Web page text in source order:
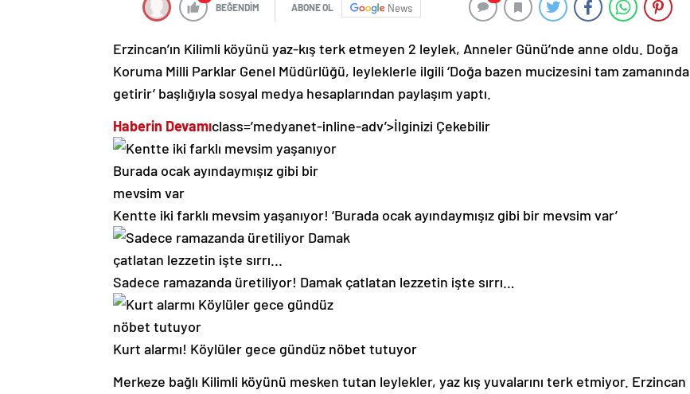
BEĞENDİM ABONE OL News
Erzincan’ın Kilimli köyünü yaz-kış terk etmeyen 2 leylek, Anneler Günü’nde anne oldu. Doğa
Koruma Milli Parklar Genel Müdürlüğü, leyleklerle ilgili ‘Doğa bazen mucizesini tam zamanında
getirir’ başlığıyla sosyal medya hesaplarından paylaşım yaptı.
Haberin Devamıclass=’medyanet-inline-adv’>İlginizi Çekebilir
Kentte iki farklı mevsim yaşanıyor! ‘Burada ocak ayındaymışız gibi bir mevsim var’
Sadece ramazanda üretiliyor! Damak çatlatan lezzetin işte sırrı…
Kurt alarmı! Köylüler gece gündüz nöbet tutuyor
Merkeze bağlı Kilimli köyünü mesken tutan leylekler, yaz kış yuvalarını terk etmiyor. Erzincan